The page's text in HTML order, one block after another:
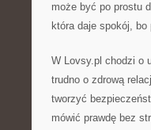
może być po prostu
która daje spokój,
W Lovsy.pl chodzi o
trudno o zdrową
tworzyć
mówić prawdę bez